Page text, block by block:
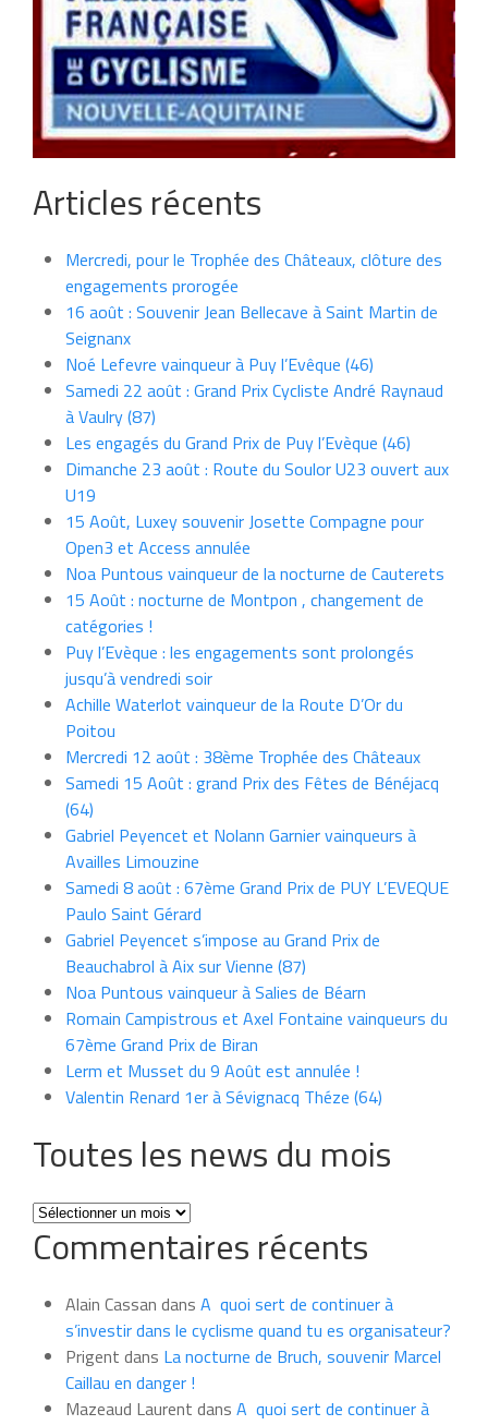
Articles récents
Mercredi, pour le Trophée des Châteaux, clôture des
engagements prorogée
16 août : Souvenir Jean Bellecave à Saint Martin de
Seignanx
Noé Lefevre vainqueur à Puy l’Evêque (46)
Samedi 22 août : Grand Prix Cycliste André Raynaud
à Vaulry (87)
Les engagés du Grand Prix de Puy l’Evèque (46)
Dimanche 23 août : Route du Soulor U23 ouvert aux
U19
15 Août, Luxey souvenir Josette Compagne pour
Open3 et Access annulée
Noa Puntous vainqueur de la nocturne de Cauterets
15 Août : nocturne de Montpon , changement de
catégories !
Puy l’Evèque : les engagements sont prolongés
jusqu’à vendredi soir
Achille Waterlot vainqueur de la Route D’Or du
Poitou
Mercredi 12 août : 38ème Trophée des Châteaux
Samedi 15 Août : grand Prix des Fêtes de Bénéjacq
(64)
Gabriel Peyencet et Nolann Garnier vainqueurs à
Availles Limouzine
Samedi 8 août : 67ème Grand Prix de PUY L’EVEQUE
Paulo Saint Gérard
Gabriel Peyencet s’impose au Grand Prix de
Beauchabrol à Aix sur Vienne (87)
Noa Puntous vainqueur à Salies de Béarn
Romain Campistrous et Axel Fontaine vainqueurs du
67ème Grand Prix de Biran
Lerm et Musset du 9 Août est annulée !
Valentin Renard 1er à Sévignacq Théze (64)
Toutes les news du mois
Toutes
les
news
mois
Commentaires récents
Alain Cassan dans A quoi sert de continuer à
s’investir dans le cyclisme quand tu es organisateur?
Prigent dans La nocturne de Bruch, souvenir Marcel
Caillau en danger !
Mazeaud Laurent dans A quoi sert de continuer à